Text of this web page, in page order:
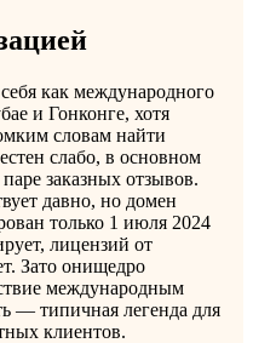
как международного
и Гонконге, хотя
словам найти
слабо, в основном
заказных отзывов.
давно, но домен
только 1 июля 2024
лицензий от
Зато онищедро
международным
— типичная легенда для
клиентов.